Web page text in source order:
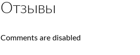
Отзывы
Comments are disabled